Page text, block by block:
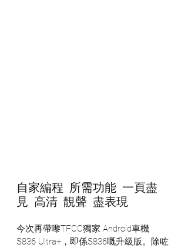
自家編程  所需功能  一頁盡
見  高清  靚聲  盡表現
今次再帶嚟TFCC獨家 Android車機
S836 Ultra+，即係S836嘅升級版。除咗